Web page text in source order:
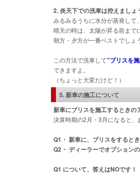
2. 炎天下での洗車は控えまし
みるみるうちに水分が蒸発して
晴天の時は、太陽が昇る前まで
朝方・夕方が一番ベストでしょ
この方法で洗車して”ブリスを
できますよ。
（ちょっと大変だけど！）
5. 新車の施工について
新車にブリスを施工するときの
決算時期の2月・3月になると
Q1・ 新車に、ブリスをすると
Q2・ ディーラーでオプション
Q1 について、答えはNOです！